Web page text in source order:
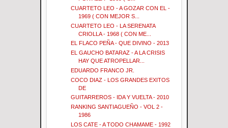
CUARTETO LEO - A GOZAR CON EL -
1969 ( CON MEJOR S...
CUARTETO LEO - LA SERENATA
CRIOLLA - 1968 ( CON ME...
EL FLACO PEÑA - QUE DIVINO - 2013
EL GAUCHO BATARAZ - A LA CRISIS
HAY QUE ATROPELLAR...
EDUARDO FRANCO JR.
COCO DIAZ - LOS GRANDES EXITOS
DE
GUITARREROS - IDA Y VUELTA - 2010
RANKING SANTIAGUEÑO - VOL 2 -
1986
LOS CATE - A TODO CHAMAME - 1992